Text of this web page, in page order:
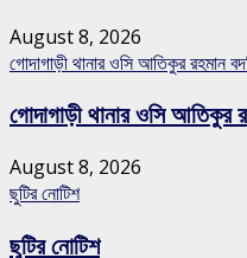
August 8, 2026
গোদাগাড়ী থানার ওসি আতিকুর রহমান
গোদাগাড়ী থানার ওসি আতিকুর
August 8, 2026
ছুটির নোটিশ
ছুটির নোটিশ